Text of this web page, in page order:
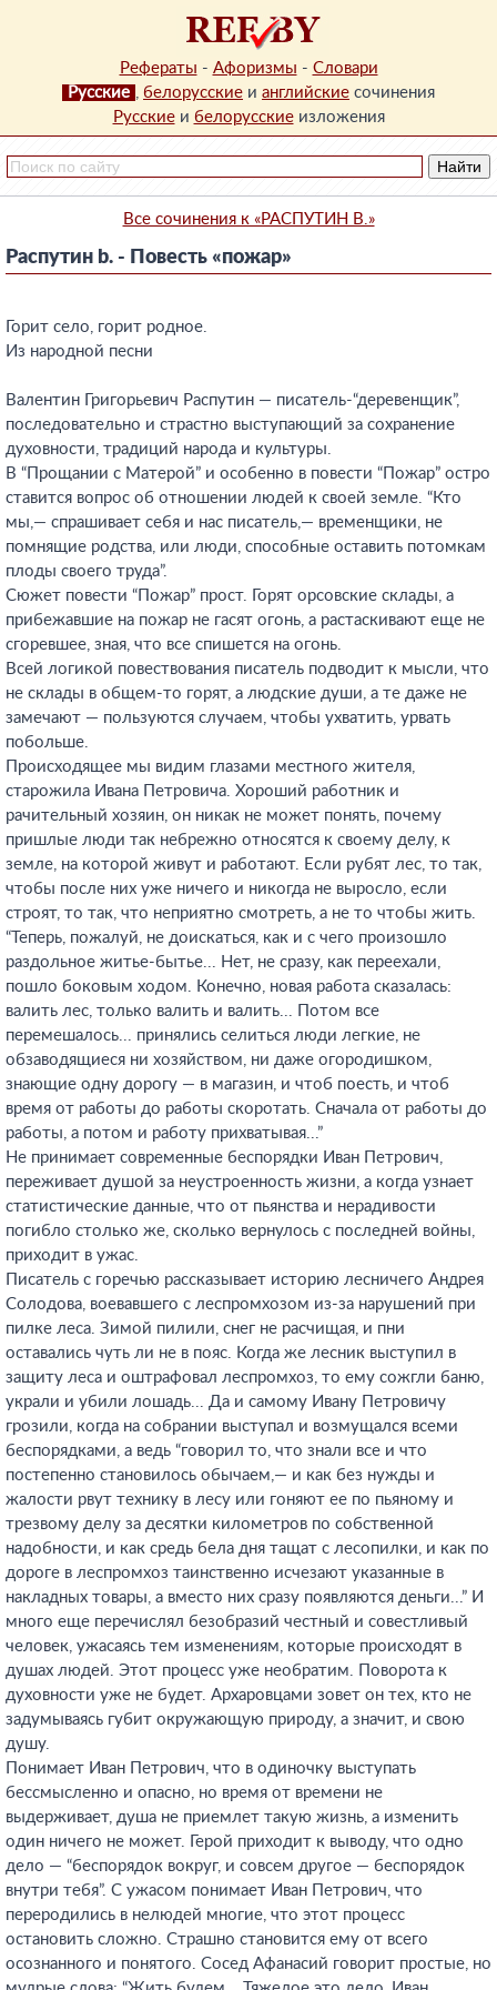
Рефераты - Афоризмы - Словари
Русские , белорусские и английские сочинения
Русскиеи белорусскиеизложения
Все сочинения к «РАСПУТИН B.»
Распутин b. - Повесть «пожар»
Горит село, горит родное.
Из народной песни
Валентин Григорьевич Распутин — писатель-“деревенщик”,
последовательно и страстно выступающий за сохранение
духовности, традиций народа и культуры.
В “Прощании с Матерой” и особенно в повести “Пожар” остро
ставится вопрос об отношении людей к своей земле. “Кто
мы,— спрашивает себя и нас писатель,— временщики, не
помнящие родства, или люди, способные оставить потомкам
плоды своего труда”.
Сюжет повести “Пожар” прост. Горят орсовские склады, а
прибежавшие на пожар не гасят огонь, а растаскивают еще не
сгоревшее, зная, что все спишется на огонь.
Всей логикой повествования писатель подводит к мысли, что
не склады в общем-то горят, а людские души, а те даже не
замечают — пользуются случаем, чтобы ухватить, урвать
побольше.
Происходящее мы видим глазами местного жителя,
старожила Ивана Петровича. Хороший работник и
рачительный хозяин, он никак не может понять, почему
пришлые люди так небрежно относятся к своему делу, к
земле, на которой живут и работают. Если рубят лес, то так,
чтобы после них уже ничего и никогда не выросло, если
строят, то так, что неприятно смотреть, а не то чтобы жить.
“Теперь, пожалуй, не доискаться, как и с чего произошло
раздольное житье-бытье... Нет, не сразу, как переехали,
пошло боковым ходом. Конечно, новая работа сказалась:
валить лес, только валить и валить... Потом все
перемешалось... принялись селиться люди легкие, не
обзаводящиеся ни хозяйством, ни даже огородишком,
знающие одну дорогу — в магазин, и чтоб поесть, и чтоб
время от работы до работы скоротать. Сначала от работы до
работы, а потом и работу прихватывая...”
Не принимает современные беспорядки Иван Петрович,
переживает душой за неустроенность жизни, а когда узнает
статистические данные, что от пьянства и нерадивости
погибло столько же, сколько вернулось с последней войны,
приходит в ужас.
Писатель с горечью рассказывает историю лесничего Андрея
Солодова, воевавшего с леспромхозом из-за нарушений при
пилке леса. Зимой пилили, снег не расчищая, и пни
оставались чуть ли не в пояс. Когда же лесник выступил в
защиту леса и оштрафовал леспромхоз, то ему сожгли баню,
украли и убили лошадь... Да и самому Ивану Петровичу
грозили, когда на собрании выступал и возмущался всеми
беспорядками, а ведь “говорил то, что знали все и что
постепенно становилось обычаем,— и как без нужды и
жалости рвут технику в лесу или гоняют ее по пьяному и
трезвому делу за десятки километров по собственной
надобности, и как средь бела дня тащат с лесопилки, и как по
дороге в леспромхоз таинственно исчезают указанные в
накладных товары, а вместо них сразу появляются деньги...” И
много еще перечислял безобразий честный и совестливый
человек, ужасаясь тем изменениям, которые происходят в
душах людей. Этот процесс уже необратим. Поворота к
духовности уже не будет. Архаровцами зовет он тех, кто не
задумываясь губит окружающую природу, а значит, и свою
душу.
Понимает Иван Петрович, что в одиночку выступать
бессмысленно и опасно, но время от времени не
выдерживает, душа не приемлет такую жизнь, а изменить
один ничего не может. Герой приходит к выводу, что одно
дело — “беспорядок вокруг, и совсем другое — беспорядок
внутри тебя”. С ужасом понимает Иван Петрович, что
переродились в нелюдей многие, что этот процесс
остановить сложно. Страшно становится ему от всего
осознанного и понятого. Сосед Афанасий говорит простые, но